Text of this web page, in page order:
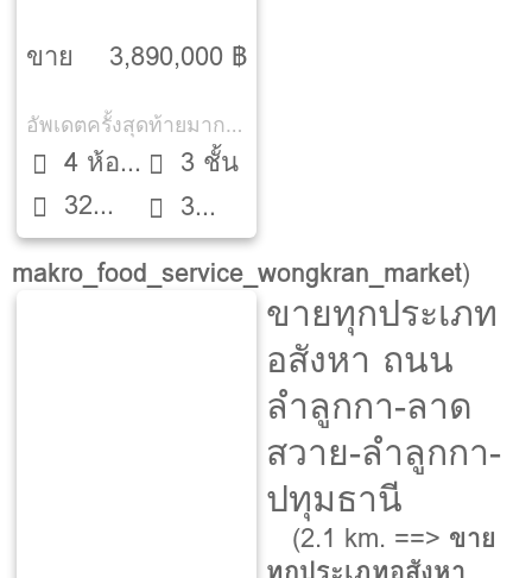
ขาย
3,890,000 ฿
อัพเดตครั้งสุดท้ายมากกว่า 30 วัน
4 ห้อง
นอน32
ตรว.
3 ชั้น
3
ห้องน้ำ
makro_food_service_wongkran_market)
ขายทุกประเภท
อสังหา ถนน
ลำลูกกา-ลาด
สวาย-ลำลูกกา-
ปทุมธานี
(2.1 km. ==> ขาย